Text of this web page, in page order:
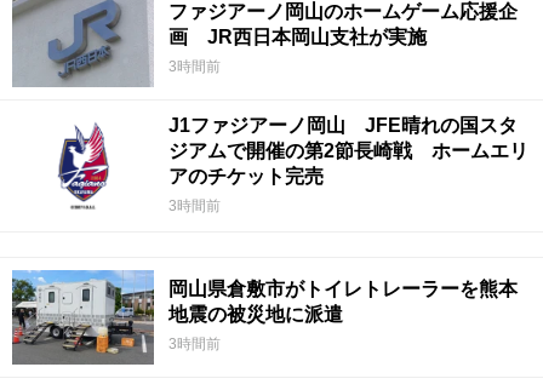
ファジアーノ岡山のホームゲーム応援企
画 JR西日本岡山支社が実施
3時間前
J1ファジアーノ岡山 JFE晴れの国スタ
ジアムで開催の第2節長崎戦 ホームエリ
アのチケット完売
3時間前
岡山県倉敷市がトイレトレーラーを熊本
地震の被災地に派遣
3時間前